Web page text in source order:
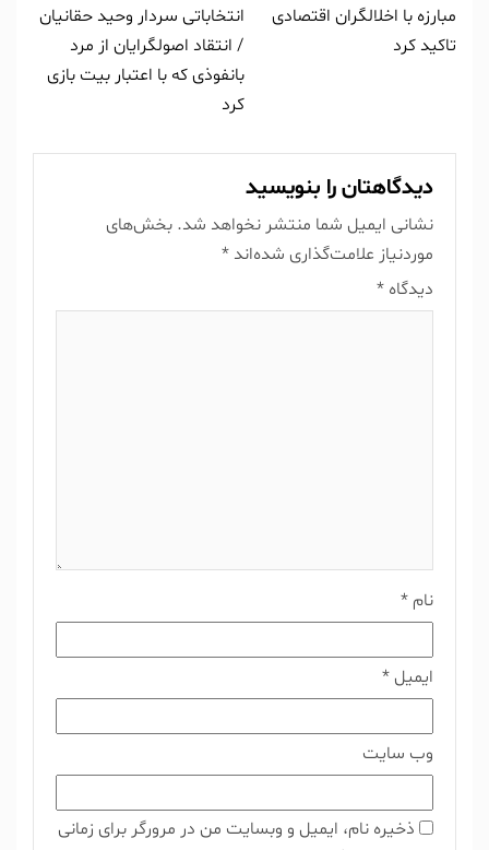
مبارزه با اخلالگران اقتصادی
تاکید کرد
انتخاباتی سردار وحید حقانیان
/ انتقاد اصولگرایان از مرد
بانفوذی که با اعتبار بیت بازی
کرد
دیدگاهتان را بنویسید
نشانی ایمیل شما منتشر نخواهد شد. بخش‌های
موردنیاز علامت‌گذاری شده‌اند *
دیدگاه *
نام *
ایمیل *
وب‌ سایت
ذخیره نام، ایمیل و وبسایت من در مرورگر برای زمانی